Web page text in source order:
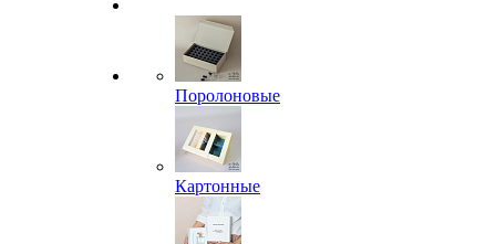
Поролоновые
Картонные